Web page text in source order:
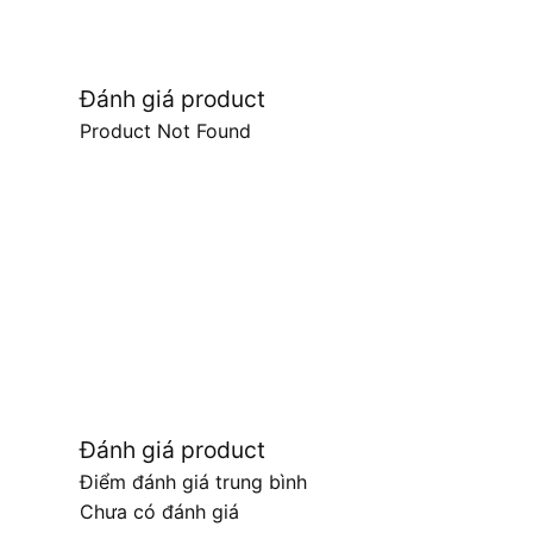
Đánh giá product
Product Not Found
Đánh giá product
Điểm đánh giá trung bình
Chưa có đánh giá